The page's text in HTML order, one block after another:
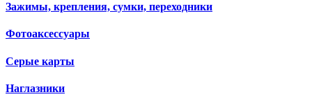
Зажимы, крепления, сумки, переходники
Фотоаксессуары
Серые карты
Наглазники